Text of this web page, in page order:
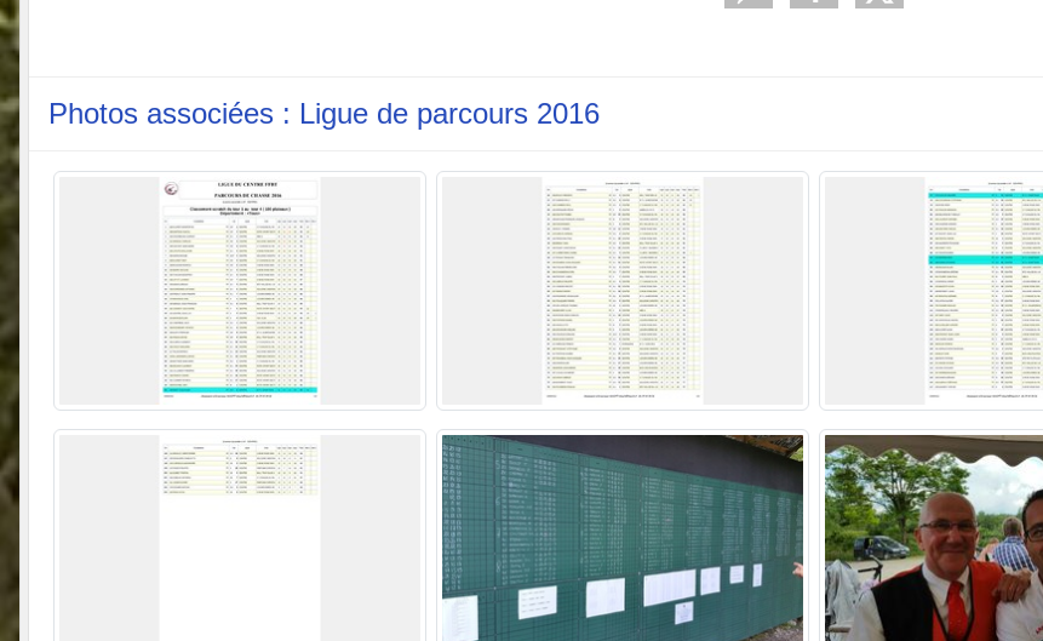
Photos associées : Ligue de parcours 2016